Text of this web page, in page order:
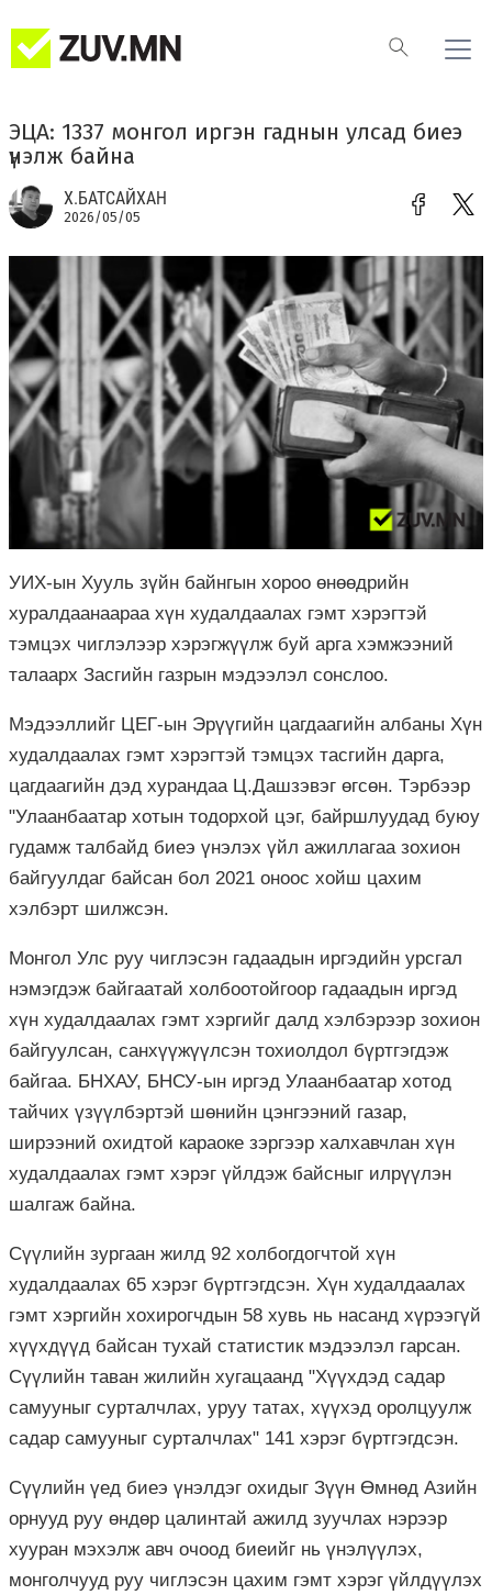
ЭЦА: 1337 монгол иргэн гаднын улсад биеэ
үнэлж байна
Х.БАТСАЙХАН
2026/05/05
УИХ-ын Хууль зүйн байнгын хороо өнөөдрийн
хуралдаанаараа хүн худалдаалах гэмт хэрэгтэй
тэмцэх чиглэлээр хэрэгжүүлж буй арга хэмжээний
талаарх Засгийн газрын мэдээлэл сонслоо.
Мэдээллийг ЦЕГ-ын Эрүүгийн цагдаагийн албаны Хүн
худалдаалах гэмт хэрэгтэй тэмцэх тасгийн дарга,
цагдаагийн дэд хурандаа Ц.Дашзэвэг өгсөн. Тэрбээр
"Улаанбаатар хотын тодорхой цэг, байршлуудад буюу
гудамж талбайд биеэ үнэлэх үйл ажиллагаа зохион
байгуулдаг байсан бол 2021 оноос хойш цахим
хэлбэрт шилжсэн.
Монгол Улс руу чиглэсэн гадаадын иргэдийн урсгал
нэмэгдэж байгаатай холбоотойгоор гадаадын иргэд
хүн худалдаалах гэмт хэргийг далд хэлбэрээр зохион
байгуулсан, санхүүжүүлсэн тохиолдол бүртгэгдэж
байгаа. БНХАУ, БНСУ-ын иргэд Улаанбаатар хотод
тайчих үзүүлбэртэй шөнийн цэнгээний газар,
ширээний охидтой караоке зэргээр халхавчлан хүн
худалдаалах гэмт хэрэг үйлдэж байсныг илрүүлэн
шалгаж байна.
Сүүлийн зургаан жилд 92 холбогдогчтой хүн
худалдаалах 65 хэрэг бүртгэгдсэн. Хүн худалдаалах
гэмт хэргийн хохирогчдын 58 хувь нь насанд хүрээгүй
хүүхдүүд байсан тухай статистик мэдээлэл гарсан.
Сүүлийн таван жилийн хугацаанд "Хүүхдэд садар
самууныг сурталчлах, уруу татах, хүүхэд оролцуулж
садар самууныг сурталчлах" 141 хэрэг бүртгэгдсэн.
Сүүлийн үед биеэ үнэлдэг охидыг Зүүн Өмнөд Азийн
орнууд руу өндөр цалинтай ажилд зуучлах нэрээр
хууран мэхэлж авч очоод биеийг нь үнэлүүлэх,
монголчууд руу чиглэсэн цахим гэмт хэрэг үйлдүүлэх